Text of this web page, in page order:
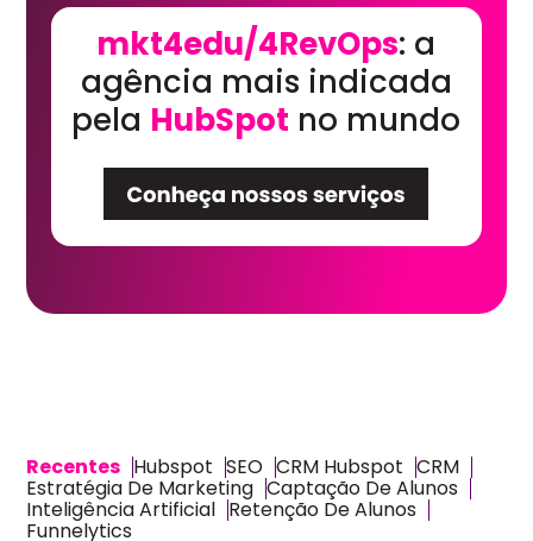
mkt4edu/4RevOps: a
agência mais indicada
pela HubSpot no mundo
Recentes Hubspot SEO CRM Hubspot CRM
Estratégia De Marketing Captação De Alunos
Inteligência Artificial Retenção De Alunos
Funnelytics